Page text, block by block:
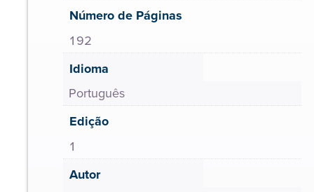
Número de Páginas
192
Idioma
Português
Edição
1
Autor